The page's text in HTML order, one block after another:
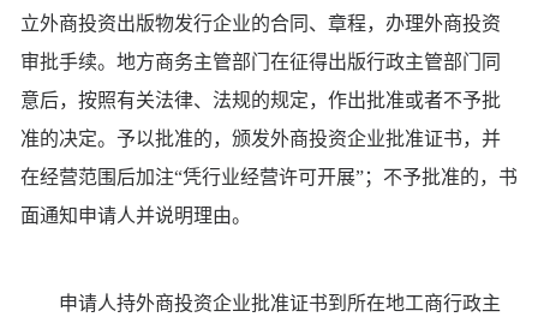
立外商投资出版物发行企业的合同、章程，办理外商投资
审批手续。地方商务主管部门在征得出版行政主管部门同
意后，按照有关法律、法规的规定，作出批准或者不予批
准的决定。予以批准的，颁发外商投资企业批准证书，并
在经营范围后加注“凭行业经营许可开展”；不予批准的，书
面通知申请人并说明理由。
申请人持外商投资企业批准证书到所在地工商行政主